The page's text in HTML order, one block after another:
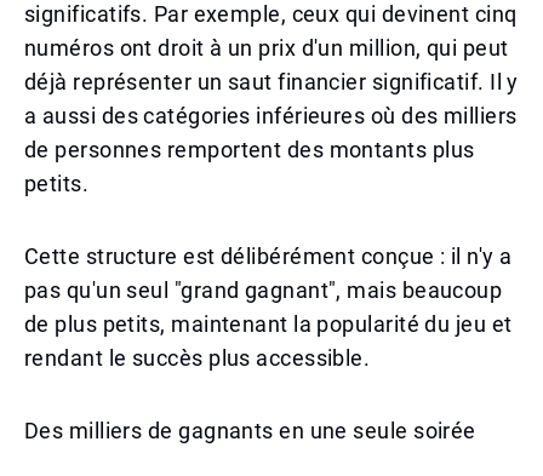
significatifs. Par exemple, ceux qui devinent cinq
numéros ont droit à un prix d'un million, qui peut
déjà représenter un saut financier significatif. Il y
a aussi des catégories inférieures où des milliers
de personnes remportent des montants plus
petits.
Cette structure est délibérément conçue : il n'y a
pas qu'un seul "grand gagnant", mais beaucoup
de plus petits, maintenant la popularité du jeu et
rendant le succès plus accessible.
Des milliers de gagnants en une seule soirée